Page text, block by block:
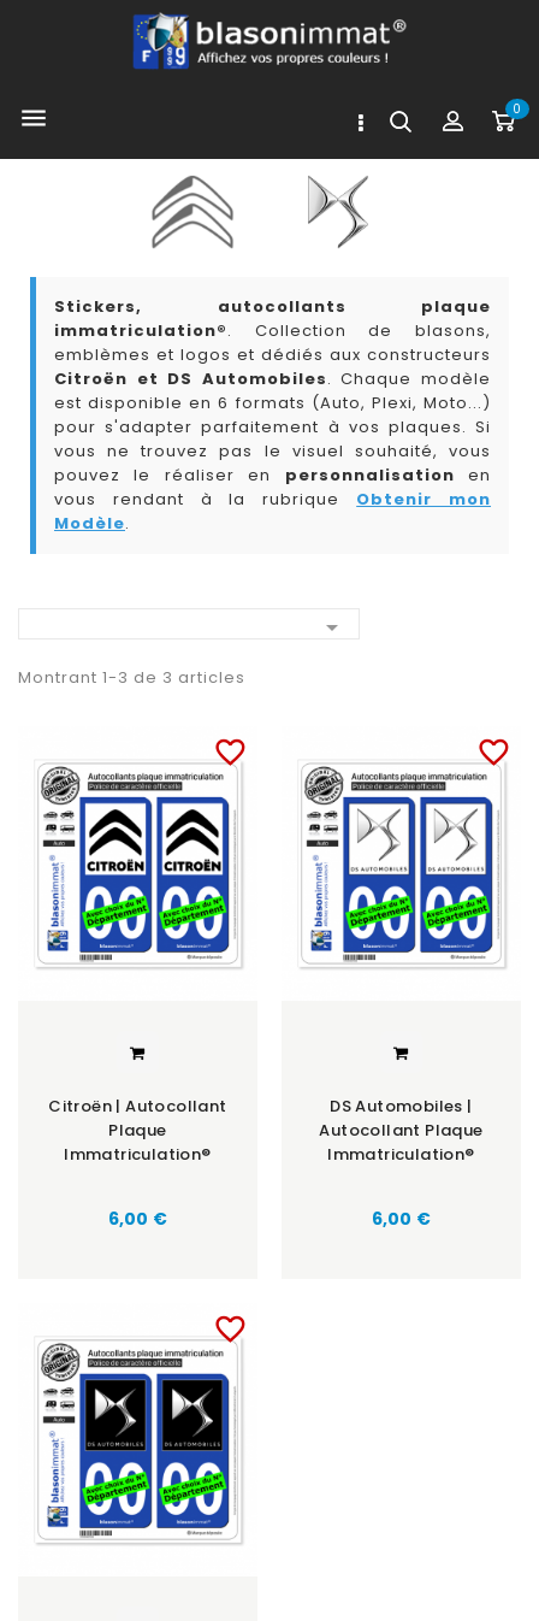
 0
Stickers, autocollants plaque
immatriculation®. Collection de blasons,
emblèmes et logos et dédiés aux constructeurs
Citroën et DS Automobiles. Chaque modèle
est disponible en 6 formats (Auto, Plexi, Moto...)
pour s'adapter parfaitement à vos plaques. Si
vous ne trouvez pas le visuel souhaité, vous
pouvez le réaliser en personnalisation en
vous rendant à la rubrique Obtenir mon
Modèle.

Montrant 1-3 de 3 articles
favorite_border
Citroën | Autocollant
Plaque
Immatriculation®
6,00 €
favorite_border
DS Automobiles |
Autocollant Plaque
Immatriculation®
6,00 €
favorite_border